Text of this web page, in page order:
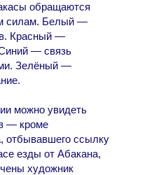
обращаются
силам. Белый —
Красный —
— связь
Зелёный —
можно увидеть
— кроме
отбывавшего ссылку
езды от Абакана,
художник